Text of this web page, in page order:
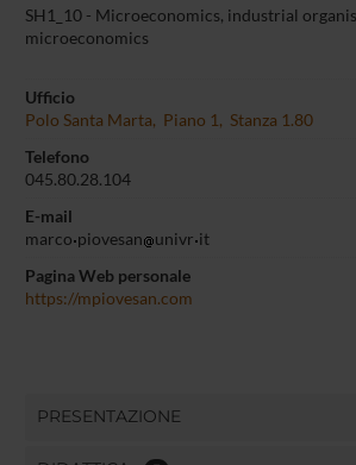
SH1_10 - Microeconomics, industrial
microeconomics
Ufficio
Polo Santa Marta, Piano 1, Stanza 1.80
Telefono
045.80.28.104
E-mail
marco piovesan univr it
Pagina Web personale
https://mpiovesan.com
PRESENTAZIONE